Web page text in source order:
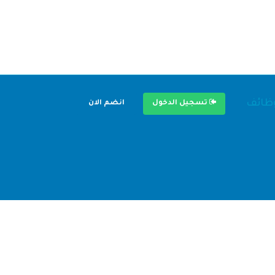
تسجيل الدخول انضم الان